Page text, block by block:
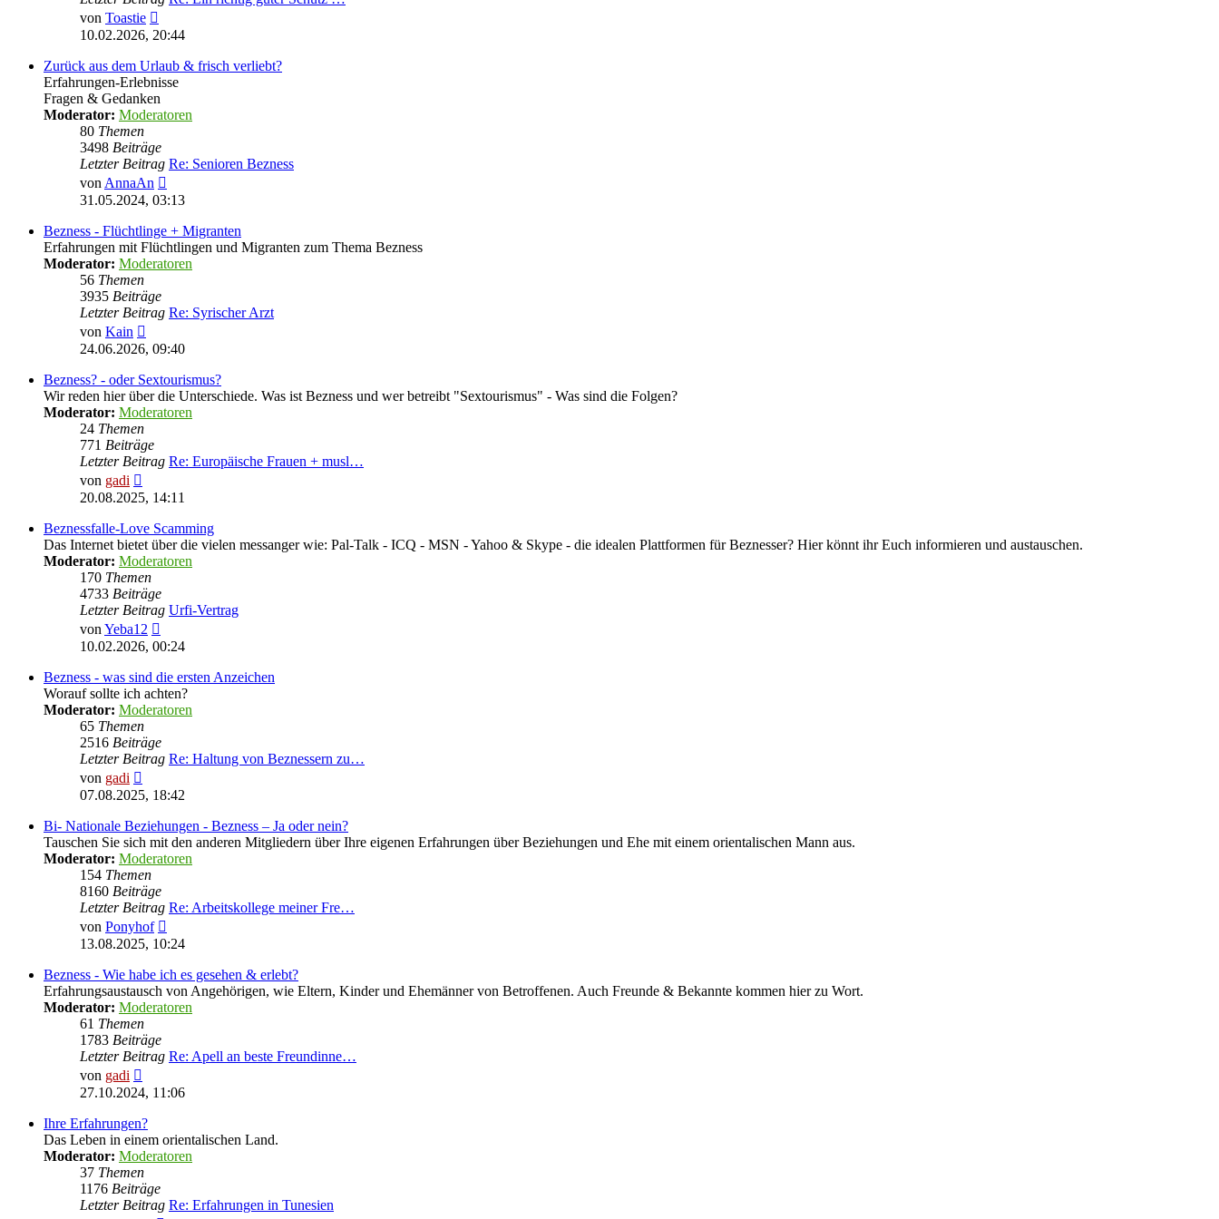
von Toastie
Beitrag
10.02.2026, 20:44
Zurück aus dem Urlaub & frisch verliebt?
Erfahrungen-Erlebnisse
Fragen & Gedanken
Moderator: Moderatoren
80 Themen
3498 Beiträge
Letzter Beitrag Re: Senioren Bezness
von AnnaAn
Beitrag
31.05.2024, 03:13
Bezness - Flüchtlinge + Migranten
Erfahrungen mit Flüchtlingen und Migranten zum Thema Bezness
Moderator: Moderatoren
56 Themen
3935 Beiträge
Letzter Beitrag Re: Syrischer Arzt
von Kain
Beitrag
24.06.2026, 09:40
Bezness? - oder Sextourismus?
Wir reden hier über die Unterschiede. Was ist Bezness und wer betreibt "Sextourismus" - Was sind die Folgen?
Moderator: Moderatoren
24 Themen
771 Beiträge
Letzter Beitrag Re: Europäische Frauen + musl…
von gadi
Beitrag
20.08.2025, 14:11
Beznessfalle-Love Scamming
Das Internet bietet über die vielen messanger wie: Pal-Talk - ICQ - MSN - Yahoo & Skype - die idealen Plattformen für Beznesser? Hier könnt ihr Euch informieren und austauschen.
Moderator: Moderatoren
170 Themen
4733 Beiträge
Letzter Beitrag Urfi-Vertrag
von Yeba12
Beitrag
10.02.2026, 00:24
Bezness - was sind die ersten Anzeichen
Worauf sollte ich achten?
Moderator: Moderatoren
65 Themen
2516 Beiträge
Letzter Beitrag Re: Haltung von Beznessern zu…
von gadi
Beitrag
07.08.2025, 18:42
Bi- Nationale Beziehungen - Bezness – Ja oder nein?
Tauschen Sie sich mit den anderen Mitgliedern über Ihre eigenen Erfahrungen über Beziehungen und Ehe mit einem orientalischen Mann aus.
Moderator: Moderatoren
154 Themen
8160 Beiträge
Letzter Beitrag Re: Arbeitskollege meiner Fre…
von Ponyhof
Beitrag
13.08.2025, 10:24
Bezness - Wie habe ich es gesehen & erlebt?
Erfahrungsaustausch von Angehörigen, wie Eltern, Kinder und Ehemänner von Betroffenen. Auch Freunde & Bekannte kommen hier zu Wort.
Moderator: Moderatoren
61 Themen
1783 Beiträge
Letzter Beitrag Re: Apell an beste Freundinne…
von gadi
Beitrag
27.10.2024, 11:06
Ihre Erfahrungen?
Das Leben in einem orientalischen Land.
Moderator: Moderatoren
37 Themen
1176 Beiträge
Letzter Beitrag Re: Erfahrungen in Tunesien